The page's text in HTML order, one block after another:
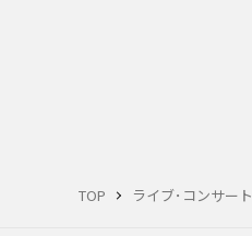
TOP ライブ･コンサート